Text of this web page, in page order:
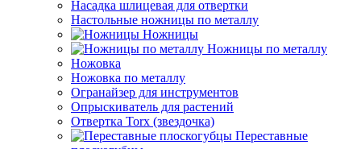
Насадка шлицевая для отвертки
Настольные ножницы по металлу
Ножницы
Ножницы по металлу
Ножовка
Ножовка по металлу
Огранайзер для инструментов
Опрыскиватель для растений
Отвертка Torx (звездочка)
Переставные